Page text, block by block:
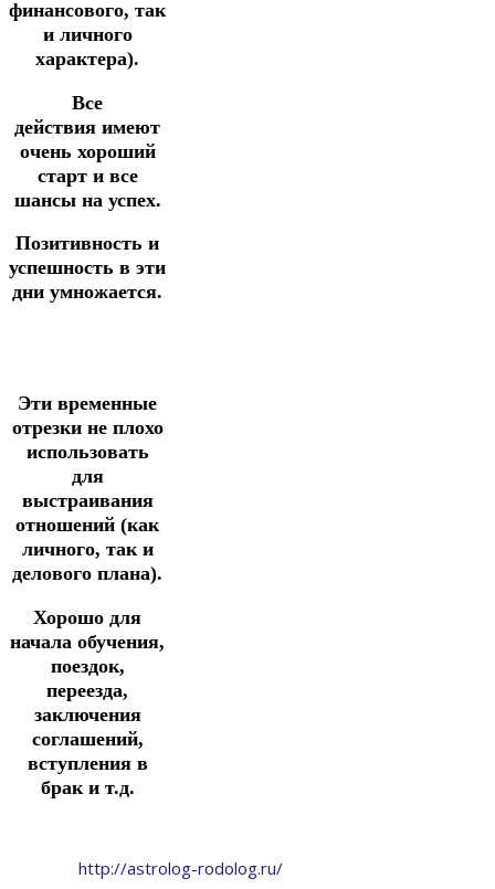
финансового, так
и личного
характера).
Все
действия имеют
очень хороший
старт и все
шансы на успех.
Позитивность и
успешность в эти
дни умножается.
Эти временные
отрезки не плохо
использовать
для
выстраивания
отношений (как
личного, так и
делового плана).
Хорошо для
начала обучения,
поездок,
переезда,
заключения
соглашений,
вступления в
брак и т.д.
http://astrolog-rodolog.ru/